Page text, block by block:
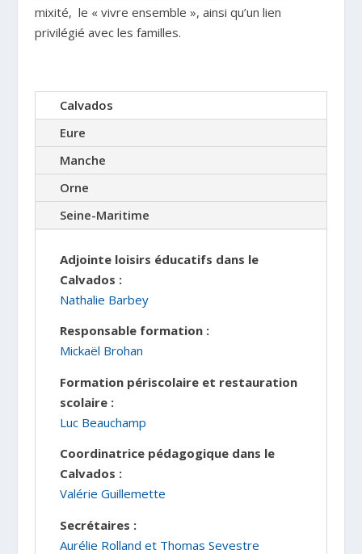
mixité, le « vivre ensemble », ainsi qu’un lien
privilégié avec les familles.
Calvados
Eure
Manche
Orne
Seine-Maritime
Adjointe loisirs éducatifs dans le
Calvados :
Nathalie Barbey
Responsable formation :
Mickaël Brohan
Formation périscolaire et restauration
scolaire :
Luc Beauchamp
Coordinatrice pédagogique dans le
Calvados :
Valérie Guillemette
Secrétaires :
Aurélie Rolland et Thomas Sevestre